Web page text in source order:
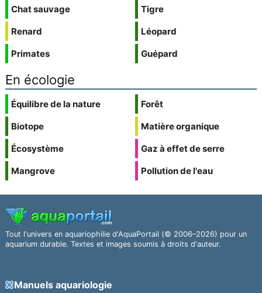
Chat sauvage
Renard
Primates
Tigre
Léopard
Guépard
En écologie
Équilibre de la nature
Biotope
Écosystème
Mangrove
Forêt
Matière organique
Gaz à effet de serre
Pollution de l'eau
Tout l'univers en aquariophilie d'AquaPortail (© 2006–2026) pour un
aquarium durable. Textes et images soumis à droits d'auteur.
Manuels aquariologie